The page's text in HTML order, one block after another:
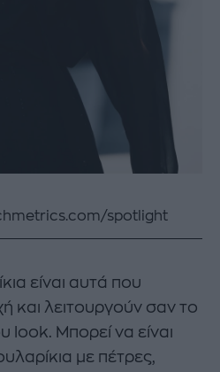
spotlight
είναι αυτά που
και λειτουργούν σαν το
look. Μπορεί να είναι
με πέτρες,